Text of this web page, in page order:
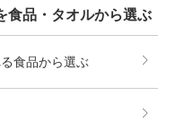
食品・タオルから選ぶ
食品から選ぶ